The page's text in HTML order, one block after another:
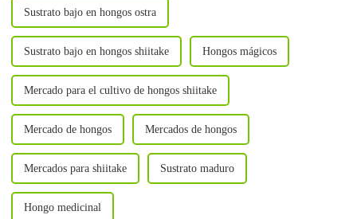
Sustrato bajo en hongos ostra
Sustrato bajo en hongos shiitake Hongos mágicos
Mercado para el cultivo de hongos shiitake
Mercado de hongos Mercados de hongos
Mercados para shiitake Sustrato maduro
Hongo medicinal